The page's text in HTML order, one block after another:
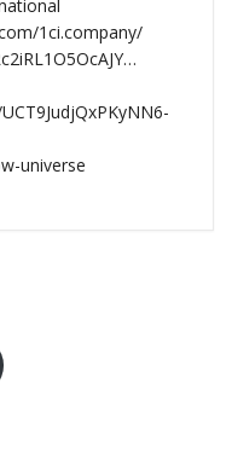
1ci.company/
universe